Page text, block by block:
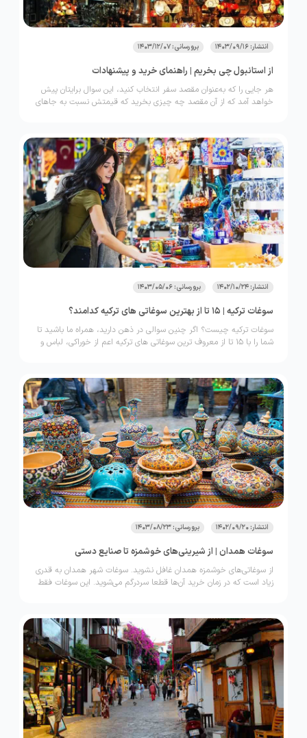
انتشار: 1403/09/16 برورسانی: 1403/12/07
از استانبول چی بخریم | راهنمای خرید و پیشنهادات
هر جایی را که به‌عنوان مقصد سفر انتخاب کنید، این سوال برایتان پیش
خواهد آمد که از آن مقصد چه چیزی بخرید که قیمتش نسبت به جاهای
انتشار: 1402/10/24 برورسانی: 1403/05/06
سوغات ترکیه | 15 تا از بهترین سوغاتی های ترکیه کدامند؟
سوغات ترکیه چیست؟ اگر چنین سوالی در ذهن دارید، همراه ما باشید تا
شما را با 15 تا از معروف ترین سوغاتی های ترکیه اعم از خوراکی، لباس و
انتشار: 1402/09/20 برورسانی: 1403/08/23
سوغات همدان | از شیرینی‌های خوشمزه تا صنایع دستی
از سوغاتی‌های خوشمزه همدان غافل نشوید. سوغات شهر همدان به قدری
زیاد است که در زمان خرید آن‌ها قطعا سردرگم می‌شوید. این سوغات فقط
عزیزانتان به یادگار ببرید.